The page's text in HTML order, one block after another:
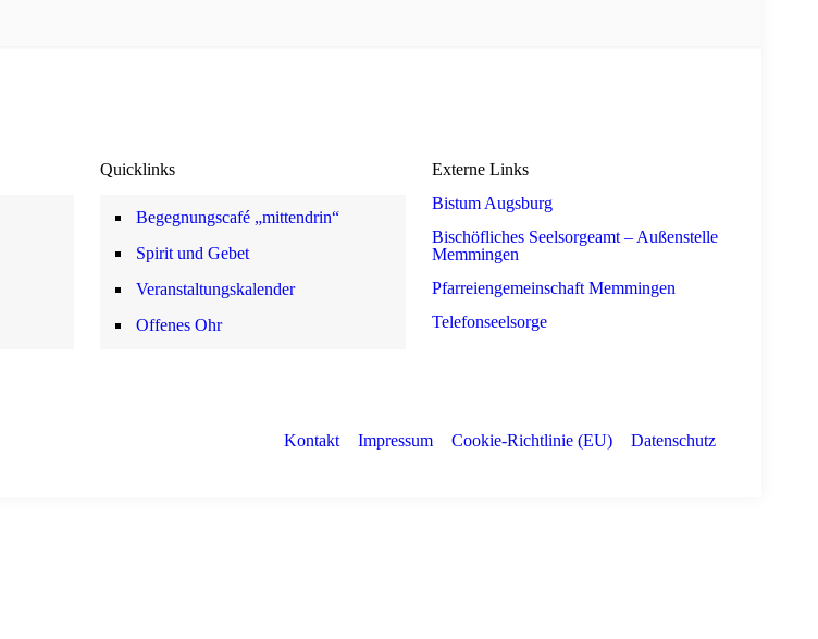
Quicklinks
Begegnungscafé „mittendrin“
Spirit und Gebet
Veranstaltungskalender
Offenes Ohr
Externe Links
Bistum Augsburg
Bischöfliches Seelsorgeamt – Außenstelle
Memmingen
Pfarreiengemeinschaft Memmingen
Telefonseelsorge
Kontakt Impressum Cookie-Richtlinie (EU) Datenschutz